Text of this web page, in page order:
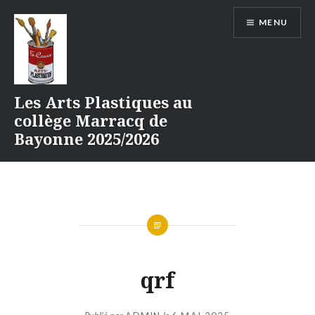
contenu
Les Arts Plastiques au
collège Marracq de
Bayonne 2025/2026
MENU
qrf